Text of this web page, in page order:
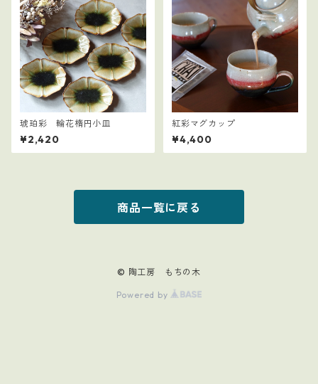
琥珀彩 輪花楕円小皿
¥2,420
紅彩マグカップ
¥4,400
商品一覧に戻る
© 陶工房 もちの木
Powered by